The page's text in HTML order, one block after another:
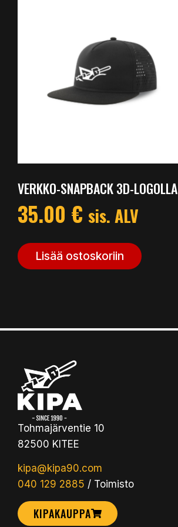
VERKKO-SNAPBACK 3D-LOGOLLA
35.00 € sis. ALV
Lisää ostoskoriin
Tohmajärventie 10
82500 KITEE
kipa@kipa90.com
040 129 2885 / Toimisto
KIPAKAUPPA